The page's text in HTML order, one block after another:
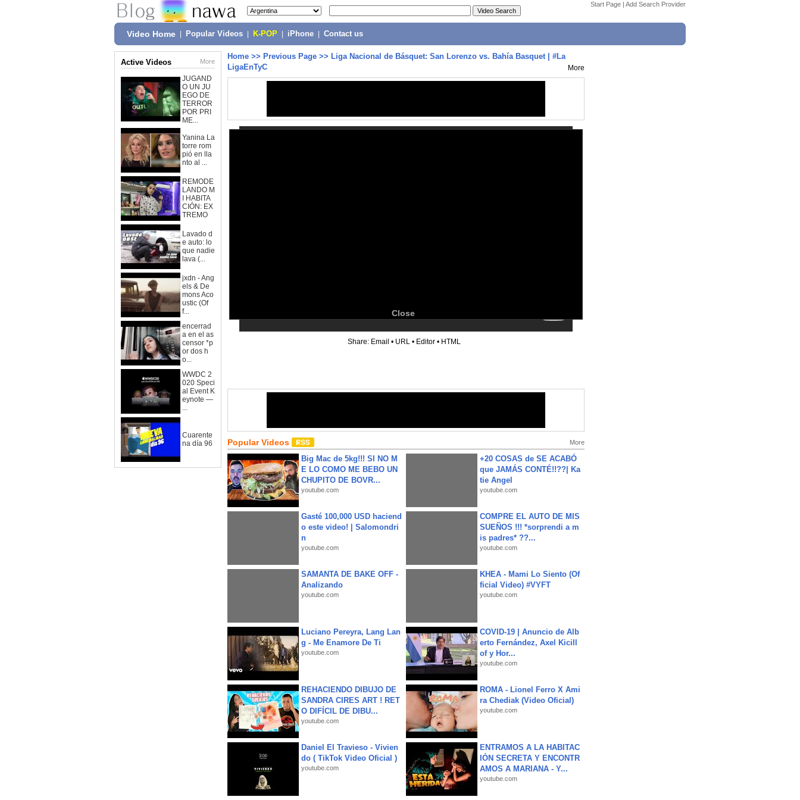
Start Page | Add Search Provider
Video Home Popular Videos K-POP iPhone Contact us
Active Videos More
JUGAND
O UN JU
EGO DE
TERROR
POR PRI
ME...
Yanina La
torre rom
pió en lla
nto al ...
REMODE
LANDO M
I HABITA
CIÓN: EX
TREMO
Lavado d
e auto: lo
que nadie
lava (...
jxdn - Ang
els & De
mons Aco
ustic (Of
f...
encerrad
a en el as
censor *p
or dos h
o...
WWDC 2
020 Speci
al Event K
eynote —
...
Cuarente
na día 96
Home >> Previous Page >> Liga Nacional de Básquet: San Lorenzo vs. Bahía Basquet | #La
LigaEnTyC
More
Close
Share: Email • URL • Editor • HTML
Popular Videos More
Big Mac de 5kg!!! SI NO M
E LO COMO ME BEBO UN
CHUPITO DE BOVR...
youtube.com
+20 COSAS de SE ACABÓ
que JAMÁS CONTÉ!!??| Ka
tie Angel
youtube.com
Gasté 100,000 USD haciend
o este video! | Salomondri
n
youtube.com
COMPRE EL AUTO DE MIS
SUEÑOS !!! *sorprendi a m
is padres* ??...
youtube.com
SAMANTA DE BAKE OFF -
Analizando
youtube.com
KHEA - Mami Lo Siento (Of
ficial Video) #VYFT
youtube.com
Luciano Pereyra, Lang Lan
g - Me Enamore De Ti
youtube.com
COVID-19 | Anuncio de Alb
erto Fernández, Axel Kicill
of y Hor...
youtube.com
REHACIENDO DIBUJO DE
SANDRA CIRES ART ! RET
O DIFÍCIL DE DIBU...
youtube.com
ROMA - Lionel Ferro X Ami
ra Chediak (Video Oficial)
youtube.com
Daniel El Travieso - Vivien
do ( TikTok Video Oficial )
youtube.com
ENTRAMOS A LA HABITAC
IÓN SECRETA Y ENCONTR
AMOS A MARIANA - Y...
youtube.com